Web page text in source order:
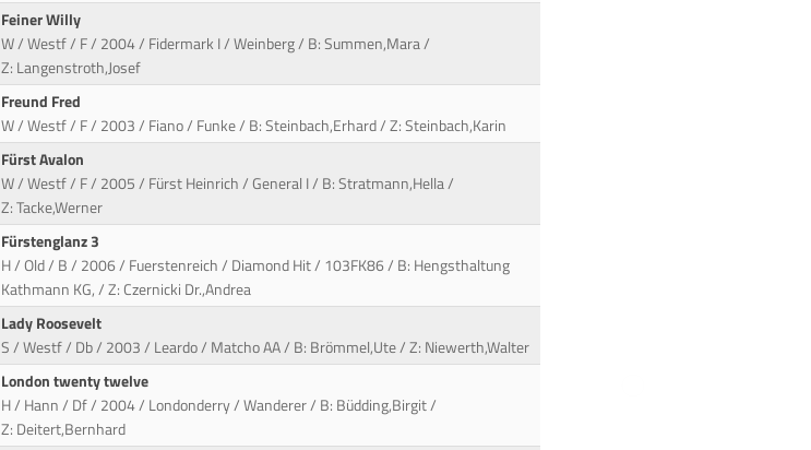
Feiner Willy
W / Westf / F / 2004 / Fidermark I / Weinberg / B: Summen,Mara /
Z: Langenstroth,Josef
Freund Fred
W / Westf / F / 2003 / Fiano / Funke / B: Steinbach,Erhard / Z: Steinbach,Karin
Fürst Avalon
W / Westf / F / 2005 / Fürst Heinrich / General I / B: Stratmann,Hella /
Z: Tacke,Werner
Fürstenglanz 3
H / Old / B / 2006 / Fuerstenreich / Diamond Hit / 103FK86 / B: Hengsthaltung
Kathmann KG, / Z: Czernicki Dr.,Andrea
Lady Roosevelt
S / Westf / Db / 2003 / Leardo / Matcho AA / B: Brömmel,Ute / Z: Niewerth,Walter
London twenty twelve
H / Hann / Df / 2004 / Londonderry / Wanderer / B: Büdding,Birgit /
Z: Deitert,Bernhard